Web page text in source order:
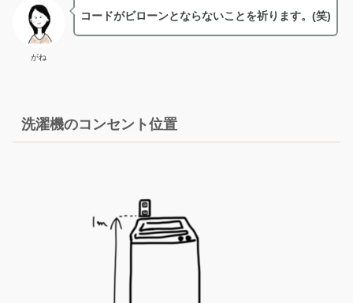
がね
コードがビローンとならないことを祈ります。(笑)
洗濯機のコンセント位置